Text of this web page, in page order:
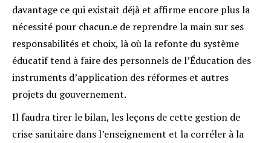
davantage ce qui existait déjà et affirme encore plus la
nécessité pour chacun.e de reprendre la main sur ses
responsabilités et choix, là où la refonte du système
éducatif tend à faire des personnels de l’Éducation des
instruments d’application des réformes et autres
projets du gouvernement.
Il faudra tirer le bilan, les leçons de cette gestion de
crise sanitaire dans l’enseignement et la corréler à la